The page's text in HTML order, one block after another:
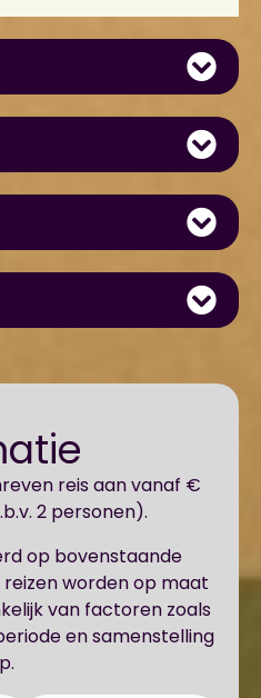
reis aan vanaf €
2 personen).
op bovenstaande
worden op maat
van factoren zoals
en samenstelling